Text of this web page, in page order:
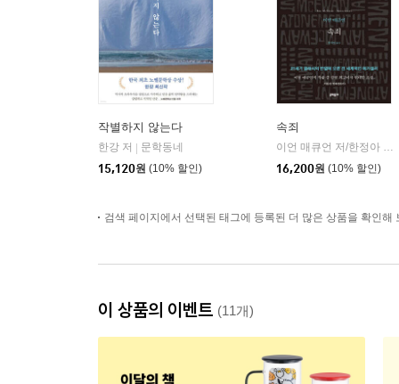
작별하지 않는다
한강 저 | 문학동네
15,120원 (10% 할인)
속죄
이언 매큐언 저/한정아 역
16,200원 (10% 할인)
검색 페이지에서 선택된 태그에 등록된 더 많은 상품을 확인해
이 상품의 이벤트 (11개)